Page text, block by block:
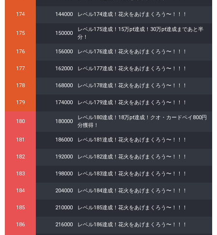
174 144000 レベル174達成！花火をあげまくろう〜！！！
175 150000
レベル175達成！15万pt達成！30万pt達成まであと半
分！
176 156000 レベル176達成！花火をあげまくろう〜！！！
177 162000 レベル177達成！花火をあげまくろう〜！！！
178 168000 レベル178達成！花火をあげまくろう〜！！！
179 174000 レベル179達成！花火をあげまくろう〜！！！
180 180000
レベル180達成！18万pt達成！クオ・カードペイ800円
分獲得！
181 186000 レベル181達成！花火をあげまくろう〜！！！
182 192000 レベル182達成！花火をあげまくろう〜！！！
183 198000 レベル183達成！花火をあげまくろう〜！！！
184 204000 レベル184達成！花火をあげまくろう〜！！！
185 210000 レベル185達成！花火をあげまくろう〜！！！
186 216000 レベル186達成！花火をあげまくろう〜！！！